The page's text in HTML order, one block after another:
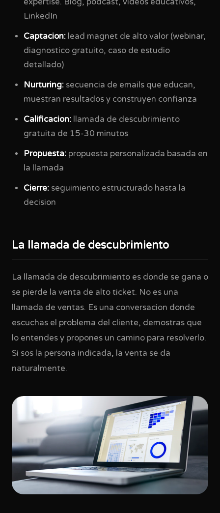
expertise. Blog, podcast, videos educativos,
LinkedIn
Captacion: lead magnet de alto valor (webinar,
diagnostico gratuito, caso de estudio
detallado)
Nurturing: secuencia de emails que educan,
muestran resultados y construyen confianza
Calificacion: llamada de descubrimiento
gratuita de 15-30 minutos
Propuesta: propuesta personalizada basada en
la llamada
Cierre: seguimiento estructurado hasta la
decision
La llamada de descubrimiento
La llamada de descubrimiento es donde se gana o
se pierde la venta de alto ticket. No es una
llamada de ventas. Es una conversacion donde
escuchas el problema del cliente, demostras que
lo entendes y propones un camino para resolverlo.
Si sos la persona indicada, la venta se da
naturalmente.